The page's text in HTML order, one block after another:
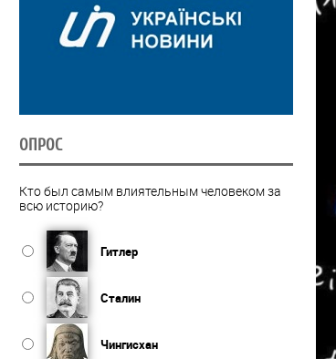
ОПРОС
Кто был самым влиятельным человеком за
всю историю?
Гитлер
Сталин
Чингисхан